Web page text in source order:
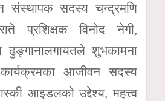
संस्थापक सदस्य चन्द्रमणि
प्रशिक्षक विनोद नेगी,
ढुङ्गानालगायतले शुभकामना
आजीवन सदस्य
आइडलको उद्देश्य, महत्त्व